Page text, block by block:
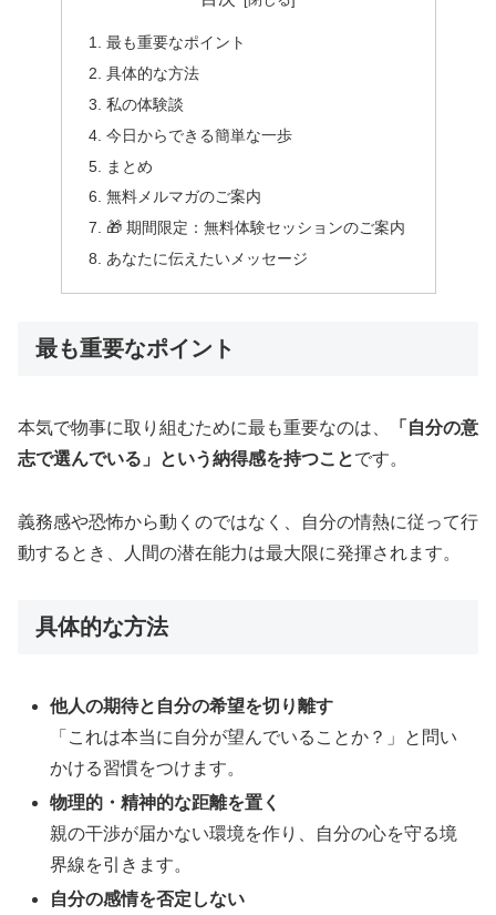
最も重要なポイント
具体的な方法
私の体験談
今日からできる簡単な一歩
まとめ
無料メルマガのご案内
🎁 期間限定：無料体験セッションのご案内
あなたに伝えたいメッセージ
最も重要なポイント
本気で物事に取り組むために最も重要なのは、
「自分の意
志で選んでいる」という納得感を持つことです。
義務感や恐怖から動くのではなく、自分の情熱に従って行
動するとき、人間の潜在能力は最大限に発揮されます。
具体的な方法
他人の期待と自分の希望を切り離す
「これは本当に自分が望んでいることか？」と問い
かける習慣をつけます。
物理的・精神的な距離を置く
親の干渉が届かない環境を作り、自分の心を守る境
界線を引きます。
自分の感情を否定しない